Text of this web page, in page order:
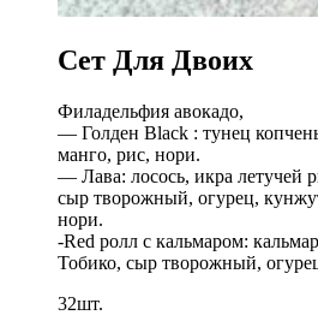
Сет Для Двоих
Филадельфия авокадо,
— Голден Black : тунец
манго, рис, нори.
— Лава: лосось, икра летучей
сыр творожный, огурец,
нори.
-Red ролл с кальмаром:
Тобико, сыр творожный,
32шт.